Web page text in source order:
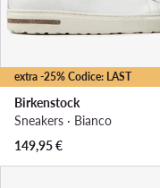
extra -25% Codice: LAST
Birkenstock
Sneakers · Bianco
149,95€